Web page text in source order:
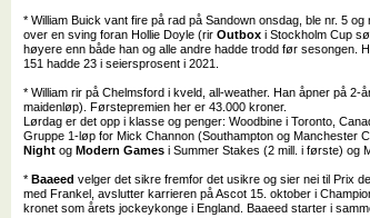
* William Buick vant fire på rad på Sandown onsdag, ble nr. 5
over en sving foran Hollie Doyle (rirOutbox i Stockholm Cup
høyere enn både han og alle andre hadde trodd før sesongen.
151 hadde 23 i seiersprosent i 2021.
* William rir på Chelmsford i kveld, all-weather. Han åpner på 2-
maidenløp). Førstepremien her er 43.000 kroner.
Lørdag er det opp i klasse og penger: Woodbine i Toronto,
Gruppe 1-løp for Mick Channon (Southampton og Manchester
Night og Modern Games i Summer Stakes (2 mill. i første) og
* Baaeed velger det sikre fremfor det usikre og sier nei til Prix
med Frankel, avslutter karrieren på Ascot 15. oktober i
kronet som årets jockeykonge i England. Baaeed starter i